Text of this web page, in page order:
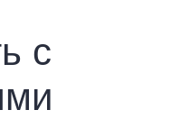
с